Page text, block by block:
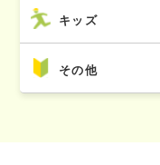
キッズ
その他